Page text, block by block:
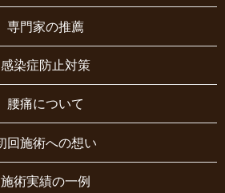
専門家の推薦
感染症防止対策
腰痛について
回施術への想い
施術実績の一例